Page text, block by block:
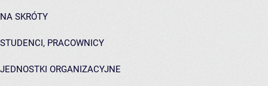
NA SKRÓTY
STUDENCI, PRACOWNICY
JEDNOSTKI ORGANIZACYJNE